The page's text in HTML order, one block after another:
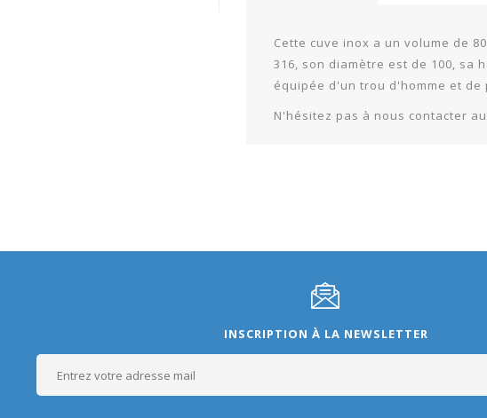
Cette cuve inox a un volume de
316, son diamètre est de 100, sa
équipée d'un trou d'homme et de
N'hésitez pas à nous contacter au
INSCRIPTION À LA NEWSLETTER